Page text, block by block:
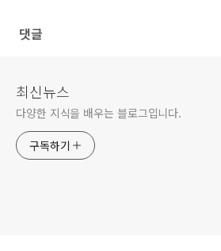
댓글
최신뉴스
다양한 지식을 배우는 블로그입니다.
구독하기